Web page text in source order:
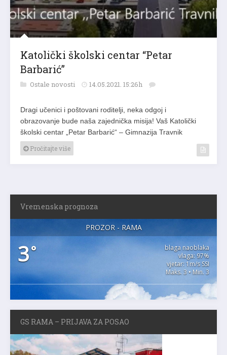
Katolički školski centar “Petar
Barbarić”
Ostale novosti 14.05.2021. 15:26h
Dragi učenici i poštovani roditelji, neka odgoj i
obrazovanje bude naša zajednička misija! Vaš Katolički
školski centar „Petar Barbarić“ – Gimnazija Travnik
Pročitajte više
Vremenska prognoza
PROZOR - RAMA
3°
blaga naoblaka
vlaga: 97%
vjetar: 1m/s SSI
Maks. 3 • Min. 3
GS RAMA – PRIJAVA ZA POSAO